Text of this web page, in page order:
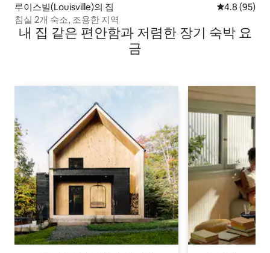
루이스빌(Louisville)의 집 평점 4.8점(5
4.8 (95)
침실 2개 숙소, 조용한 지역
내 집 같은 편안함과 저렴한 장기 숙박 요
금